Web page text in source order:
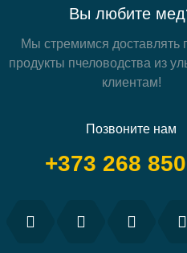
Вы любите
Мы стремимся доставлять
продукты пчеловодства из
клиентам!
Позвоните нам
+373 268